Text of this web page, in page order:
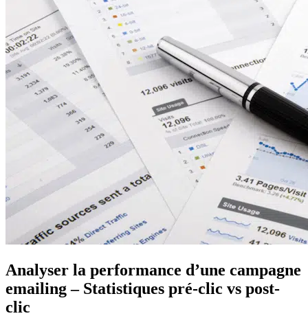
Analyser la performance d’une campagne
emailing – Statistiques pré-clic vs post-
clic